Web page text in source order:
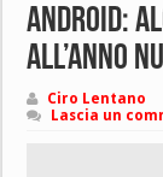
Android:
all’anno
Ciro Lentano
Lascia un